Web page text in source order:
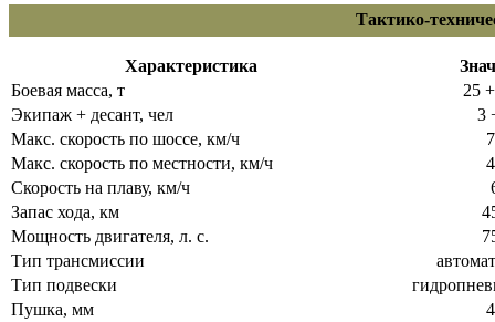
Тактико-
Характеристика
Боевая масса, т
25
Экипаж + десант, чел
3
Макс. скорость по шоссе, км/ч
Макс. скорость по местности, км/ч
Скорость на плаву, км/ч
Запас хода, км
Мощность двигателя, л. с.
Тип трансмиссии
Тип подвески
Пушка, мм